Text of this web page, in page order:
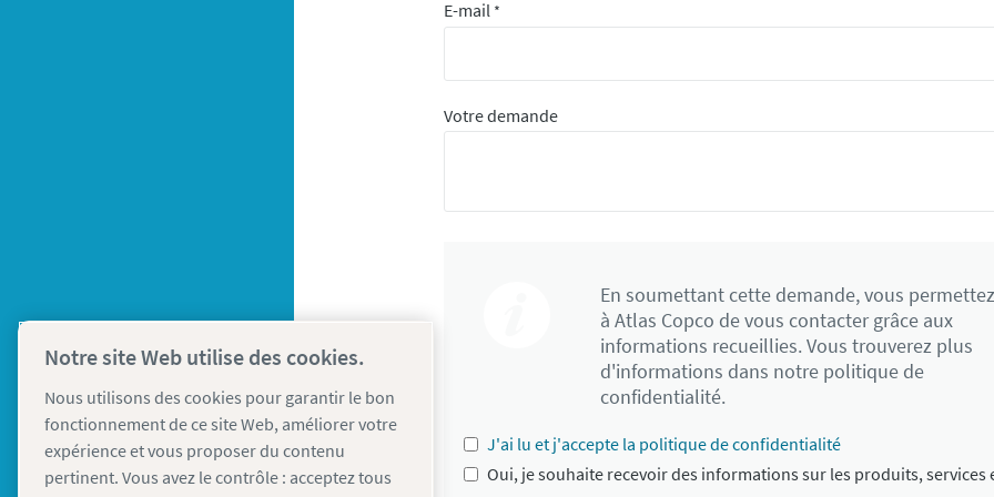
E-mail *
Votre demande
En soumettant cette demande, vous
à Atlas Copco de vous contacter grâce aux
informations recueillies. Vous trouverez plus
d'informations dans notre politique de
confidentialité.
J'ai lu et j'accepte la politique de confidentialité
Oui, je souhaite recevoir des informations sur les produits, services
Notre site Web utilise des cookies.
Nous utilisons des cookies pour garantir le bon
fonctionnement de ce site Web, améliorer votre
expérience et vous proposer du contenu
pertinent. Vous avez le contrôle : acceptez tous